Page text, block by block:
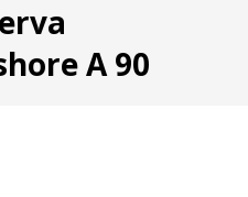
A 90